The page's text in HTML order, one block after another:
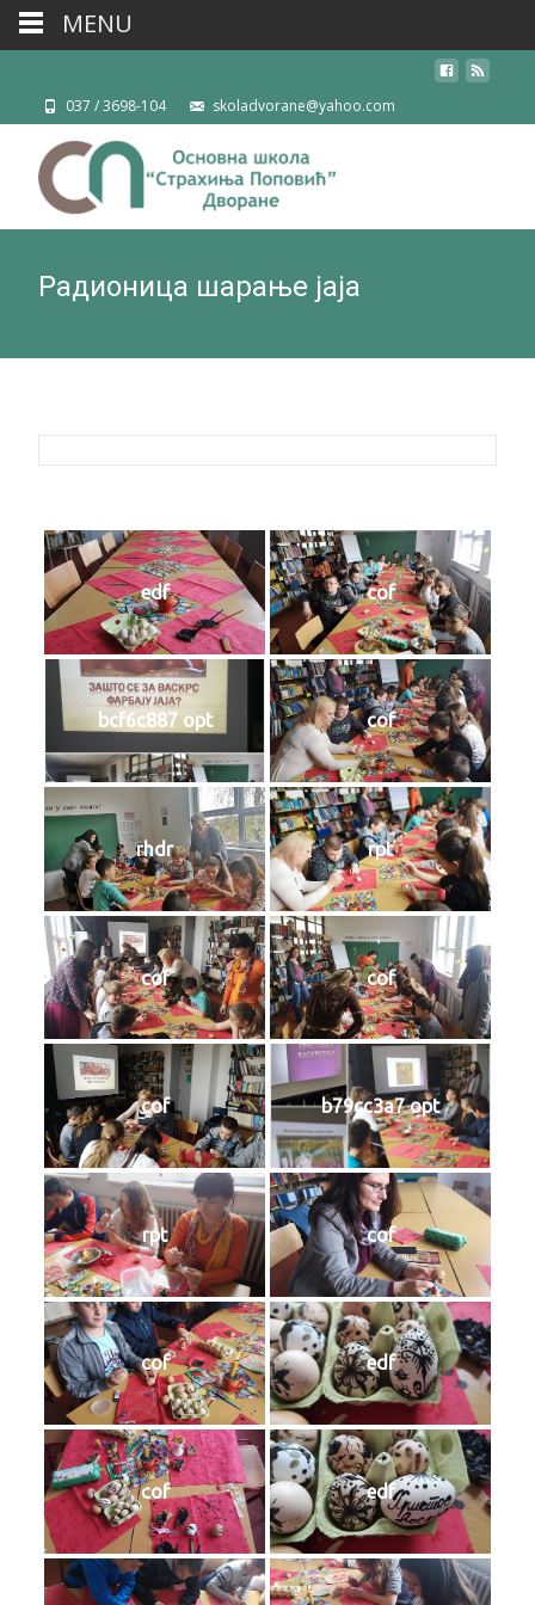
037 / 3698-104 skoladvorane@yahoo.com
Радионица шарање јаја
edf cof
bcf6c887 opt cof
rhdr rpt
cof cof
cof b79cc3a7 opt
rpt cof
cof edf
cof edf
MENU